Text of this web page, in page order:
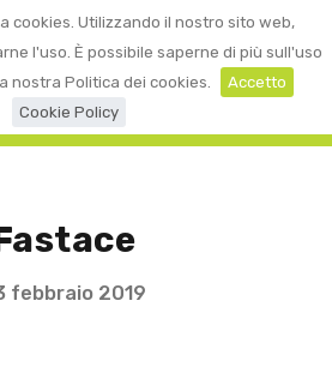
cookies. Utilizzando il nostro sito web,
l'uso. È possibile saperne di più sull'uso
nostra Politica dei cookies.
Accetto
Cookie Policy
0
febbraio 2019